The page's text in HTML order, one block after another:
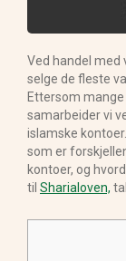
Ved handel med
selge de fleste
Ettersom
samarbeider vi
islamske
som er
kontoer, og
til Sharialoven,